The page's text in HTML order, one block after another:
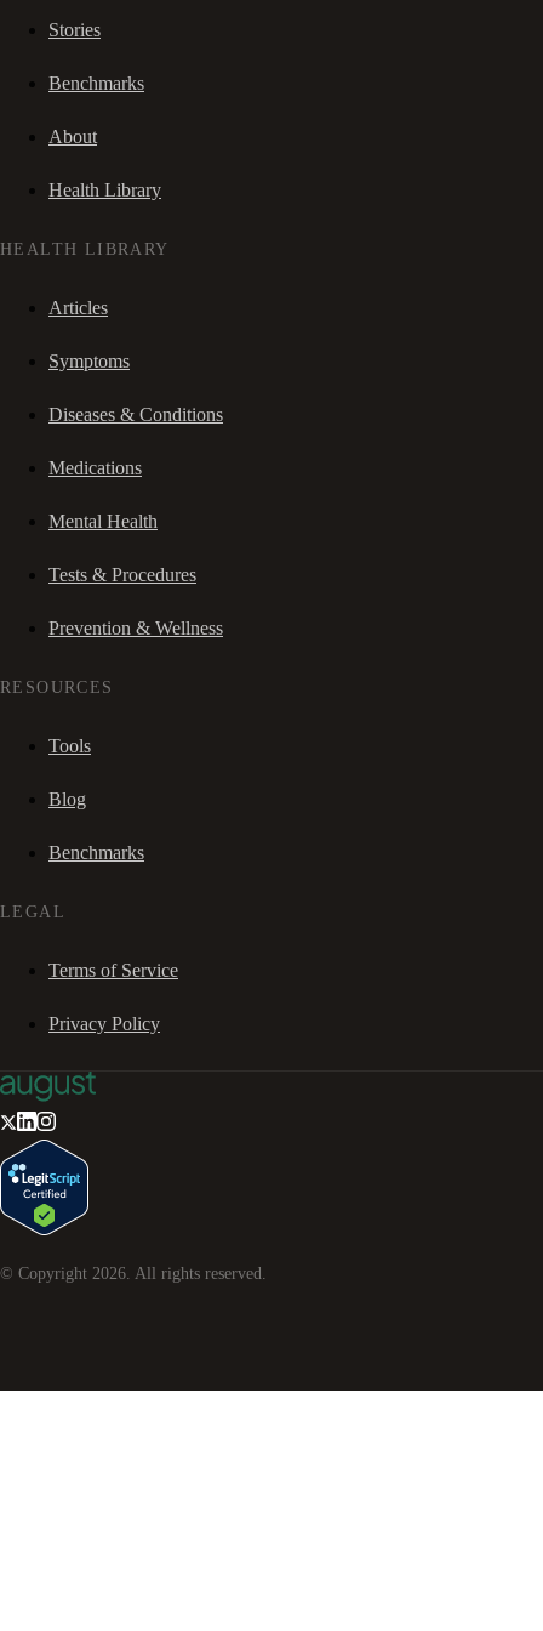
Stories
Benchmarks
About
Health Library
HEALTH LIBRARY
Articles
Symptoms
Diseases & Conditions
Medications
Mental Health
Tests & Procedures
Prevention & Wellness
RESOURCES
Tools
Blog
Benchmarks
LEGAL
Terms of Service
Privacy Policy
© Copyright 2026 . All rights reserved.